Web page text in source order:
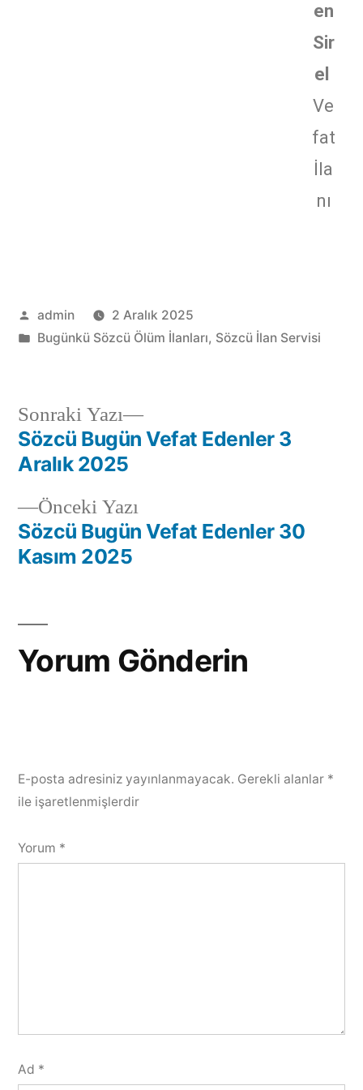
en
Sir
el
Ve
fat
İla
nı
admin
2 Aralık 2025
Bugünkü Sözcü Ölüm İlanları, Sözcü İlan Servisi
Önceki Yazı
Sözcü Bugün Vefat Edenler 30
Kasım 2025
Sonraki Yazı
Sözcü Bugün Vefat Edenler 3
Aralık 2025
Yorum Gönderin
E-posta adresiniz yayınlanmayacak. Gerekli alanlar *
ile işaretlenmişlerdir
Yorum *
Ad *